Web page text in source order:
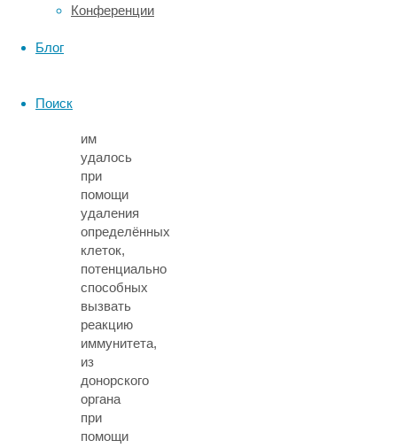
Конференции
Блог
Поиск
пересадке
им
удалось
при
помощи
удаления
определённых
клеток,
потенциально
способных
вызвать
реакцию
иммунитета,
из
донорского
органа
при
помощи